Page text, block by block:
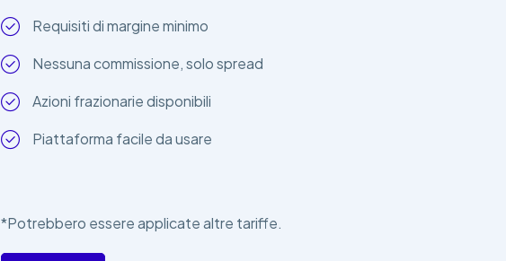
Requisiti di margine minimo
Nessuna commissione, solo spread
Azioni frazionarie disponibili
Piattaforma facile da usare
*Potrebbero essere applicate altre tariffe.